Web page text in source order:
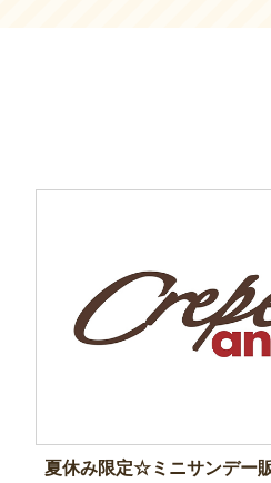
夏休み限定☆ミニサンデー